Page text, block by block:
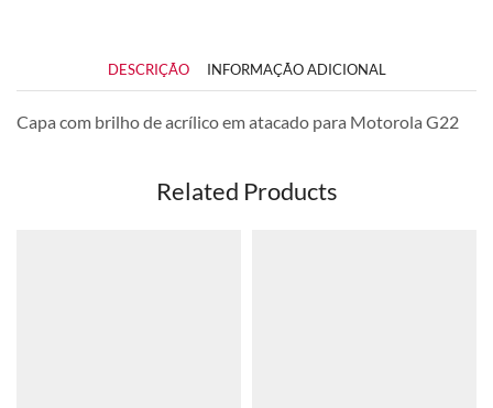
DESCRIÇÃO INFORMAÇÃO ADICIONAL
Capa com brilho de acrílico em atacado para Motorola G22
Related Products